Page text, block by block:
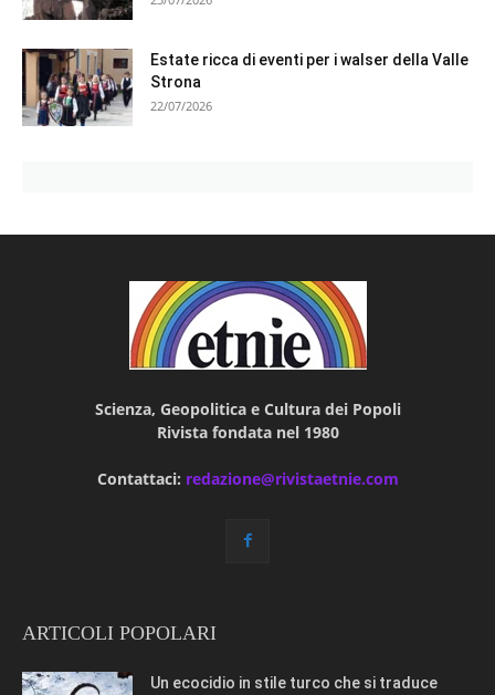
Estate ricca di eventi per i walser della Valle
Strona
22/07/2026
Scienza, Geopolitica e Cultura dei Popoli
Rivista fondata nel 1980
Contattaci: redazione@rivistaetnie.com
ARTICOLI POPOLARI
Un ecocidio in stile turco che si traduce